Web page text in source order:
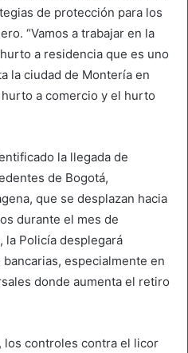
de protección para los
“Vamos a trabajar en la
a residencia que es uno
la ciudad de Montería en
a comercio y el hurto
la llegada de
de Bogotá,
que se desplazan hacia
durante el mes de
la Policía desplegará
especialmente en
donde aumenta el retiro
los controles contra el licor